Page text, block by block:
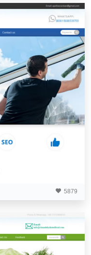
5879